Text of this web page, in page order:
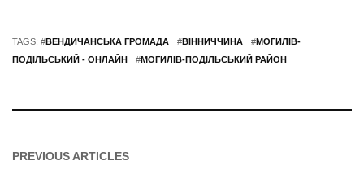
TAGS: #ВЕНДИЧАНСЬКА ГРОМАДА #ВІННИЧЧИНА #МОГИЛІВ-
ПОДІЛЬСЬКИЙ - ОНЛАЙН
#МОГИЛІВ-ПОДІЛЬСЬКИЙ РАЙОН
PREVIOUS ARTICLES